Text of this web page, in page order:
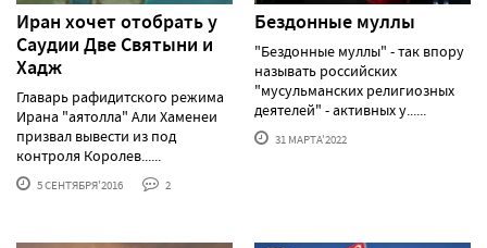
Иран хочет отобрать у
Саудии Две Святыни и
Хадж
Главарь рафидитского режима
Ирана "аятолла" Али Хаменеи
призвал вывести из под
контроля Королев......
5 СЕНТЯБРЯ'2016 2
Бездонные муллы
"Бездонные муллы" - так впору
называть российских
"мусульманских религиозных
деятелей" - активных у......
31 МАРТА'2022